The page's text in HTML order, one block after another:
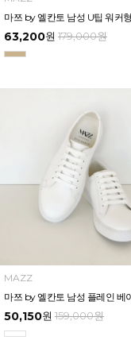
63,200원 179,000원
MAZZ
50,150원 159,000원